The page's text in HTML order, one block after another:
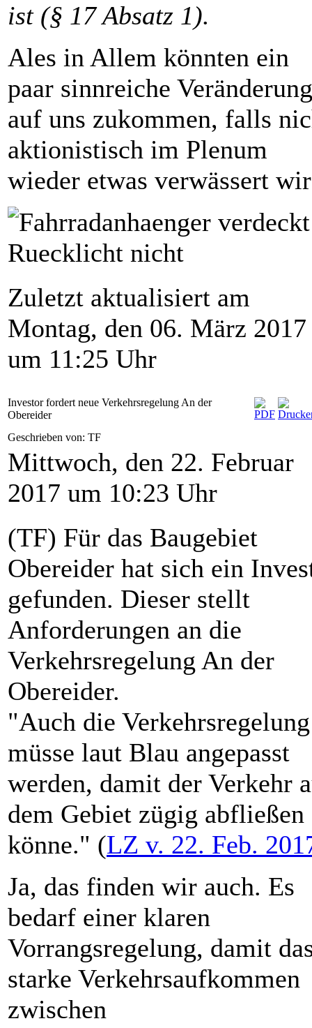
ist (§ 17 Absatz 1).
Ales in Allem könnten ein
paar sinnreiche
auf uns zukommen, falls
aktionistisch im Plenum
wieder etwas verwässert
Zuletzt aktualisiert am
Montag, den 06. März 2017
um 11:25 Uhr
Investor fordert neue Verkehrsregelung An der
Obereider
Geschrieben von: TF
Mittwoch, den 22. Februar
2017 um 10:23 Uhr
(TF) Für das Baugebiet
Obereider hat sich ein
gefunden. Dieser stellt
Anforderungen an die
Verkehrsregelung An der
Obereider.
"Auch die Verkehrsregelung
müsse laut Blau angepasst
werden, damit der Verkehr
dem Gebiet zügig abfließen
könne." (LZ v. 22. Feb.
Ja, das finden wir auch. Es
bedarf einer klaren
Vorrangsregelung, damit
starke Verkehrsaufkommen
zwischen